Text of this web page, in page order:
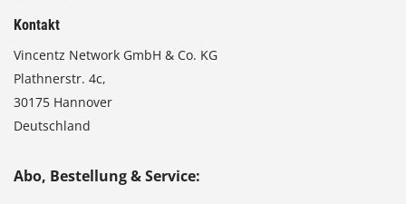
Kontakt
Vincentz Network GmbH & Co. KG
Plathnerstr. 4c,
30175 Hannover
Deutschland
Abo, Bestellung & Service: